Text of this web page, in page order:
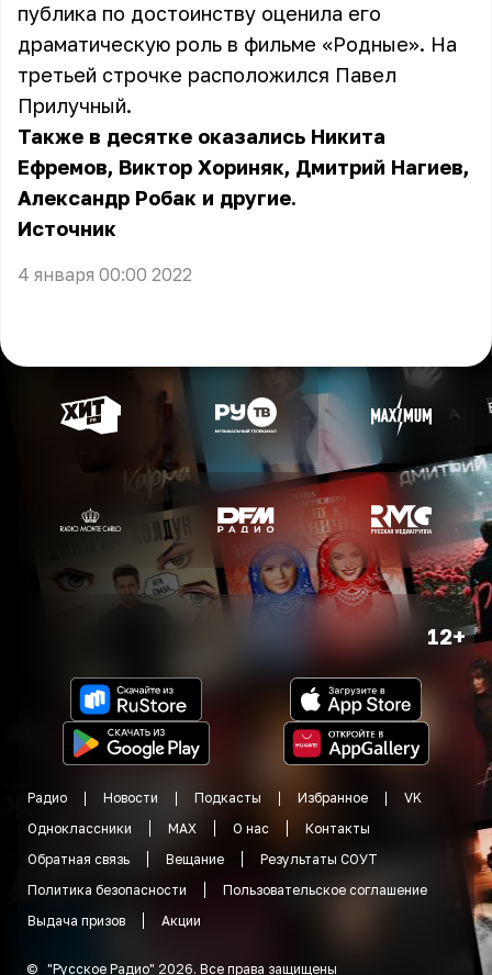
публика по достоинству оценила его
драматическую роль в фильме «Родные». На
третьей строчке расположился Павел
Прилучный.
Также в десятке оказались Никита
Ефремов, Виктор Хориняк, Дмитрий Нагиев,
Александр Робак и другие.
Источник
4 января 00:00 2022
12+
Радио Новости Подкасты Избранное
VK
Одноклассники
MAX О нас
Контакты
Обратная связь
Вещание
Результаты СОУТ
Политика безопасности
Пользовательское соглашение
Выдача призов
Акции
© "Русское Радио" 2026. Все права защищены